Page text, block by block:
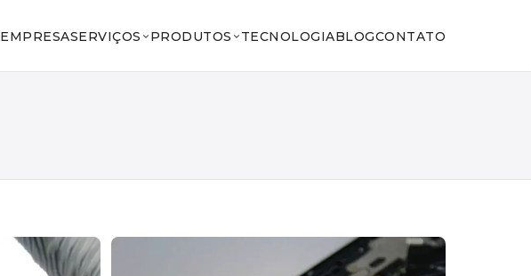
EMPRESASERVIÇOS PRODUTOS TECNOLOGIABLOGCONTATO